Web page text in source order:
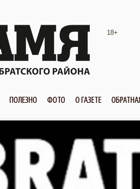
18+
ПОЛЕЗНО ФОТО О ГАЗЕТЕ